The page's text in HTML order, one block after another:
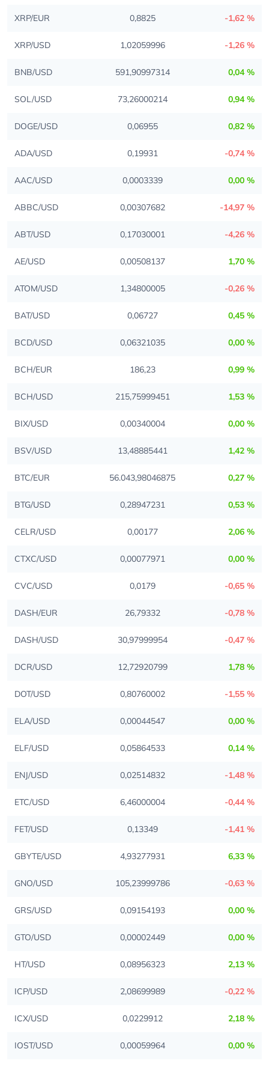
XRP/EUR 0,8825 -1,62 %
XRP/USD 1,02059996 -1,26 %
BNB/USD 591,90997314 0,04 %
SOL/USD 73,26000214 0,94 %
DOGE/USD 0,06955 0,82 %
ADA/USD 0,19931 -0,74 %
AAC/USD 0,0003339 0,00 %
ABBC/USD 0,00307682 -14,97 %
ABT/USD 0,17030001 -4,26 %
AE/USD 0,00508137 1,70 %
ATOM/USD 1,34800005 -0,26 %
BAT/USD 0,06727 0,45 %
BCD/USD 0,06321035 0,00 %
BCH/EUR 186,23 0,99 %
BCH/USD 215,75999451 1,53 %
BIX/USD 0,00340004 0,00 %
BSV/USD 13,48885441 1,42 %
BTC/EUR 56.043,98046875 0,27 %
BTG/USD 0,28947231 0,53 %
CELR/USD 0,00177 2,06 %
CTXC/USD 0,00077971 0,00 %
CVC/USD 0,0179 -0,65 %
DASH/EUR 26,79332 -0,78 %
DASH/USD 30,97999954 -0,47 %
DCR/USD 12,72920799 1,78 %
DOT/USD 0,80760002 -1,55 %
ELA/USD 0,00044547 0,00 %
ELF/USD 0,05864533 0,14 %
ENJ/USD 0,02514832 -1,48 %
ETC/USD 6,46000004 -0,44 %
FET/USD 0,13349 -1,41 %
GBYTE/USD 4,93277931 6,33 %
GNO/USD 105,23999786 -0,63 %
GRS/USD 0,09154193 0,00 %
GTO/USD 0,00002449 0,00 %
HT/USD 0,08956323 2,13 %
ICP/USD 2,08699989 -0,22 %
ICX/USD 0,0229912 2,18 %
IOST/USD 0,00059964 0,00 %